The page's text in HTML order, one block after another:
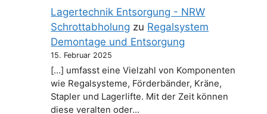
Lagertechnik Entsorgung - NRW
Schrottabholung zu Regalsystem
Demontage und Entsorgung
15. Februar 2025
[…] umfasst eine Vielzahl von Komponenten
wie Regalsysteme, Förderbänder, Kräne,
Stapler und Lagerlifte. Mit der Zeit können
diese veralten oder…